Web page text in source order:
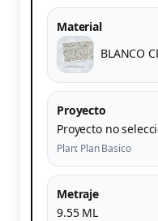
Material
BLANCO
Proyecto
Proyecto no
Plan: Plan Basico
Metraje
9.55 ML